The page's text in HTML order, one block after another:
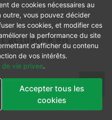
l'actualité en
de cookies nécessaires au
outre, vous pouvez décider
les cookies, et modifier ces
la performance du site
d’afficher du contenu
de vos intérêts.
de vie privee.
Accepter tous les
cookies